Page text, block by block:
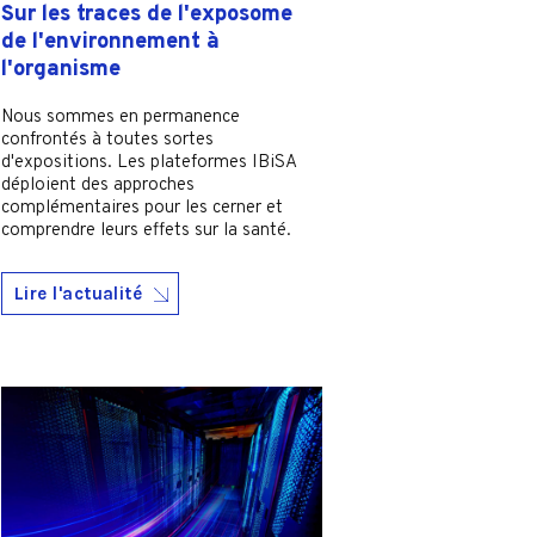
Sur les traces de l'exposome
de l'environnement à
l'organisme
Nous sommes en permanence
confrontés à toutes sortes
d'expositions. Les plateformes IBiSA
déploient des approches
complémentaires pour les cerner et
comprendre leurs effets sur la santé.
Lire l'actualité